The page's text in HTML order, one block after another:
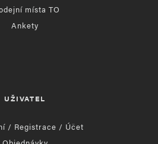
místa TO
Ankety
UŽIVATEL
/ Registrace / Účet